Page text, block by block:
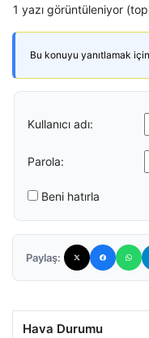
1 yazı görüntüleniyor
Bu konuyu yanıtlamak için
Kullanıcı adı:
Parola:
Beni hatırla
Paylaş:
Hava Durumu